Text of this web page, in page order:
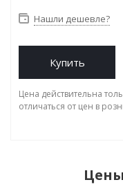
Нашли дешевле?
Купить
Цена действительна
отличаться от цен в